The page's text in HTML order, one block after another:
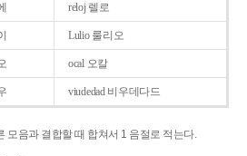
reloj 렐로
Lulio 룰리오
ocal 오칼
viudedad 비우데다드
모음과 결합할 때 합쳐서 1 음절로 적는다.